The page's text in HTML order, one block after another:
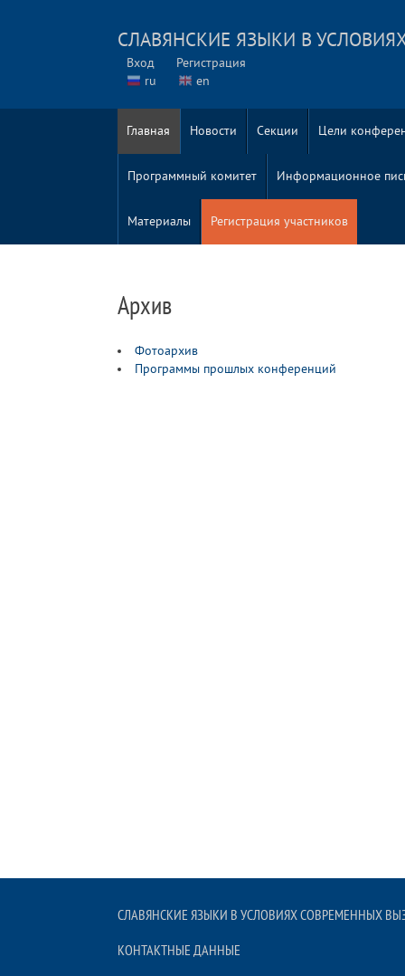
СЛАВЯНСКИЕ ЯЗЫКИ В
Вход
Регистрация
ru
en
Главная Новости Секции Цели
Программный комитет Информационное
Материалы Регистрация участников
Архив
Фотоархив
Программы прошлых конференций
СЛАВЯНСКИЕ ЯЗЫКИ В УСЛОВИЯХ СОВРЕМЕННЫХ
КОНТАКТНЫЕ ДАННЫЕ